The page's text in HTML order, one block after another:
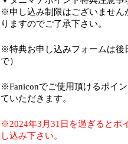
※申し込み制限はございません
りますのでご了承下さい。
※特典お申し込みフォームは後
で）
※Faniconでご使用頂けるポイ
ていただきます。
※2024年3月31日を過ぎるとポ
し込み下さい。